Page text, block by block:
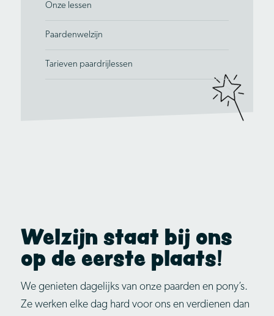
Onze lessen
Paardenwelzijn
Tarieven paardrijlessen
Welzijn staat bij ons
op de eerste plaats!
We genieten dagelijks van onze paarden en pony’s.
Ze werken elke dag hard voor ons en verdienen dan